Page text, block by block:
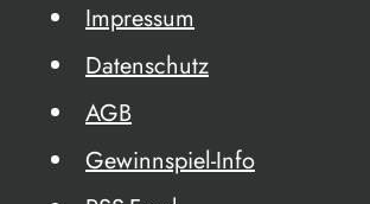
Impressum
Datenschutz
AGB
Gewinnspiel-Info